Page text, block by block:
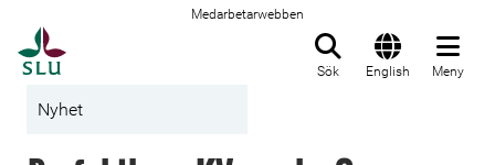
Medarbetarwebben
Sök English Meny
Nyhet